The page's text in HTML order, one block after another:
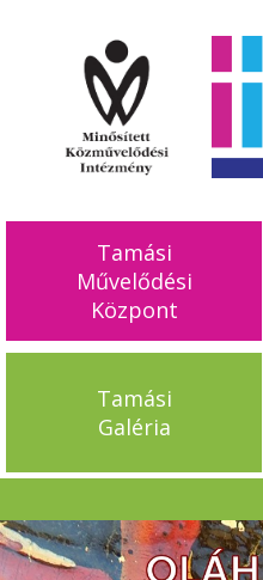
Tamási
Művelődési
Központ
Tamási
Galéria